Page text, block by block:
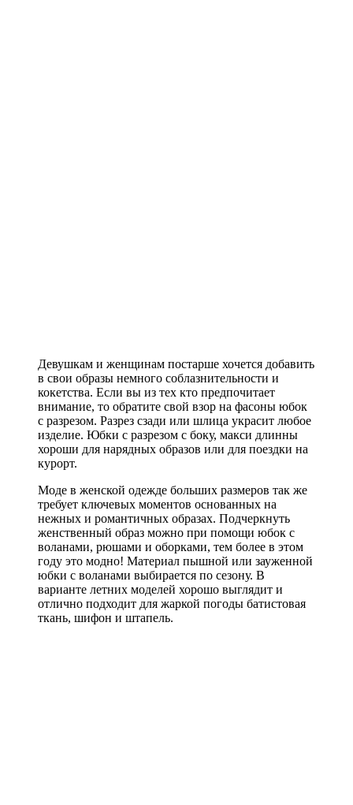
Девушкам и женщинам постарше хочется добавить
в свои образы немного соблазнительности и
кокетства. Если вы из тех кто предпочитает
внимание, то обратите свой взор на фасоны юбок
с разрезом. Разрез сзади или шлица украсит любое
изделие. Юбки с разрезом с боку, макси длинны
хороши для нарядных образов или для поездки на
курорт.
Моде в женской одежде больших размеров так же
требует ключевых моментов основанных на
нежных и романтичных образах. Подчеркнуть
женственный образ можно при помощи юбок с
воланами, рюшами и оборками, тем более в этом
году это модно! Материал пышной или зауженной
юбки с воланами выбирается по сезону. В
варианте летних моделей хорошо выглядит и
отлично подходит для жаркой погоды батистовая
ткань, шифон и штапель.